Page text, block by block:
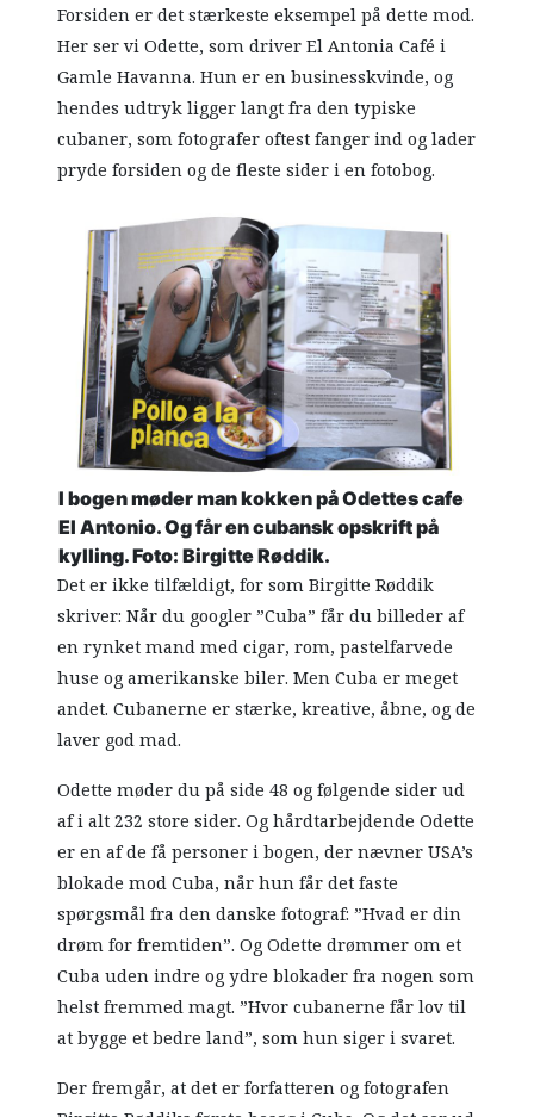
Forsiden er det stærkeste eksempel på dette mod.
Her ser vi Odette, som driver El Antonia Café i
Gamle Havanna. Hun er en businesskvinde, og
hendes udtryk ligger langt fra den typiske
cubaner, som fotografer oftest fanger ind og lader
pryde forsiden og de fleste sider i en fotobog.
I bogen møder man kokken på Odettes cafe
El Antonio. Og får en cubansk opskrift på
kylling. Foto: Birgitte Røddik.
Det er ikke tilfældigt, for som Birgitte Røddik
skriver: Når du googler ”Cuba” får du billeder af
en rynket mand med cigar, rom, pastelfarvede
huse og amerikanske biler. Men Cuba er meget
andet. Cubanerne er stærke, kreative, åbne, og de
laver god mad.
Odette møder du på side 48 og følgende sider ud
af i alt 232 store sider. Og hårdtarbejdende Odette
er en af de få personer i bogen, der nævner USA’s
blokade mod Cuba, når hun får det faste
spørgsmål fra den danske fotograf: ”Hvad er din
drøm for fremtiden”. Og Odette drømmer om et
Cuba uden indre og ydre blokader fra nogen som
helst fremmed magt. ”Hvor cubanerne får lov til
at bygge et bedre land”, som hun siger i svaret.
Der fremgår, at det er forfatteren og fotografen